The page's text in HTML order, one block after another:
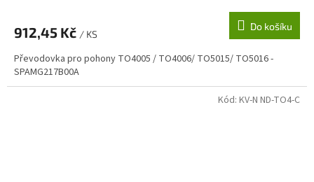
912,45 Kč / KS
Do košíku
Převodovka pro pohony TO4005 / TO4006/ TO5015/ TO5016 -
SPAMG217B00A
Kód: KV-N ND-TO4-C